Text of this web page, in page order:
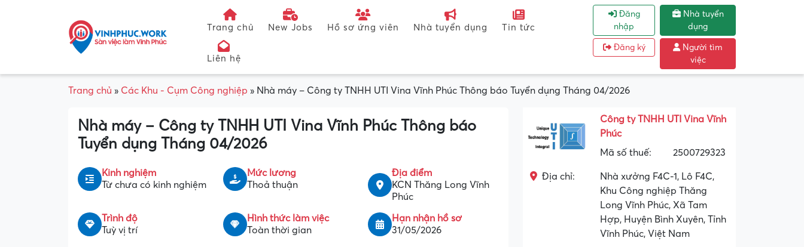
Trang chủ New Jobs Hồ sơ ứng viên Nhà tuyển dụng Tin tức
Liên hệ
Đăng
nhập
Đăng ký
Nhà tuyển
dụng
Người tìm
việc
Trang chủ » Các Khu - Cụm Công nghiệp » Nhà máy – Công ty TNHH UTI Vina Vĩnh Phúc Thông báo Tuyển dụng Tháng 04/2026
Nhà máy – Công ty TNHH UTI Vina Vĩnh Phúc Thông báo
Tuyển dụng Tháng 04/2026
Kinh nghiệm
Từ chưa có kinh nghiệm
Mức lương
Thoả thuận
Địa điểm
KCN Thăng Long Vĩnh
Phúc
Trình độ
Tuỳ vị trí
Hình thức làm việc
Toàn thời gian
Hạn nhận hồ sơ
31/05/2026
Công ty TNHH UTI Vina Vĩnh
Phúc
Mã số thuế:
2500729323
Địa chỉ:
Nhà xưởng F4C-1, Lô F4C,
Khu Công nghiệp Thăng
Long Vĩnh Phúc, Xã Tam
Hợp, Huyện Bình Xuyên, Tỉnh
Vĩnh Phúc, Việt Nam